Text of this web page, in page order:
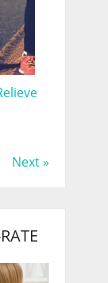
Next »